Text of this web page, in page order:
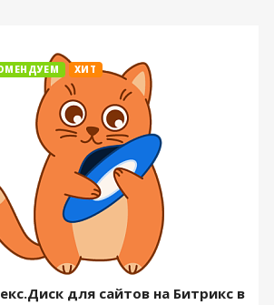
ХИТ
для сайтов на Битрикс в